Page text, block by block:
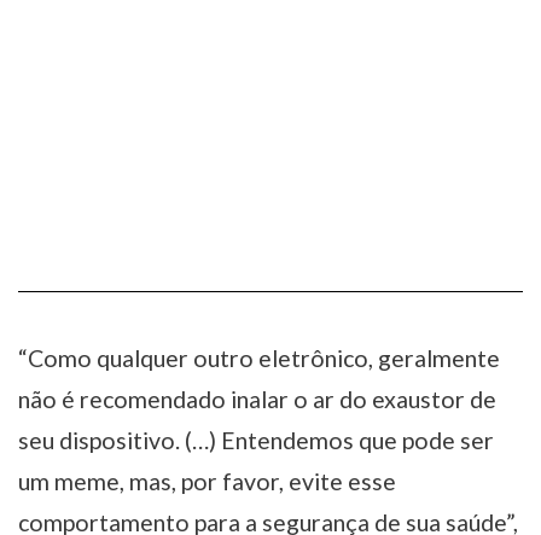
“Como qualquer outro eletrônico, geralmente
não é recomendado inalar o ar do exaustor de
seu dispositivo. (…) Entendemos que pode ser
um meme, mas, por favor, evite esse
comportamento para a segurança de sua saúde”,